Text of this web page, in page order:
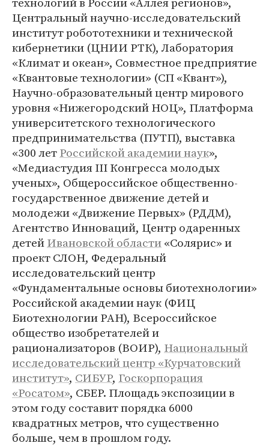
Центральный научно-исследовательский
институт робототехники и технической
кибернетики (ЦНИИ РТК), Лаборатория
«Климат и океан», Совместное предприятие
«Квантовые технологии» (СП «Квант»),
Научно-образовательный центр мирового
уровня «Нижегородский НОЦ», Платформа
университетского технологического
предпринимательства (ПУТП), выставка
«300 летРоссийской академии наук»,
«Медиастудия III Конгресса молодых
ученых», Общероссийское общественно-
государственное движение детей и
молодежи «Движение Первых» (РДДМ),
Агентство Инноваций, Центр одаренных
детейИвановской области«Солярис» и
проект СЛОН, Федеральный
исследовательский центр
«Фундаментальные основы биотехнологии»
Российской академии наук (ФИЦ
Биотехнологии РАН), Всероссийское
общество изобретателей и
рационализаторов (ВОИР), Национальный
исследовательский центр «Курчатовский
институт», СИБУР, Госкорпорация
«Росатом», СБЕР. Площадь экспозиции в
этом году составит порядка 6000
квадратных метров, что существенно
больше, чем в прошлом году.